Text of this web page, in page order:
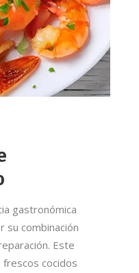
gastronómica
su combinación
Este
cocidos